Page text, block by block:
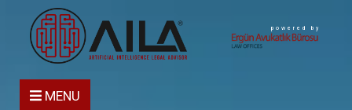
powered by
MENU